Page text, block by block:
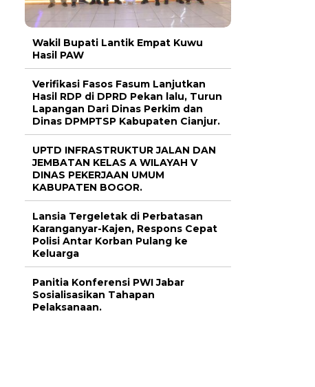
Wakil Bupati Lantik Empat Kuwu
Hasil PAW
Verifikasi Fasos Fasum Lanjutkan
Hasil RDP di DPRD Pekan lalu, Turun
Lapangan Dari Dinas Perkim dan
Dinas DPMPTSP Kabupaten Cianjur.
UPTD INFRASTRUKTUR JALAN DAN
JEMBATAN KELAS A WILAYAH V
DINAS PEKERJAAN UMUM
KABUPATEN BOGOR.
Lansia Tergeletak di Perbatasan
Karanganyar-Kajen, Respons Cepat
Polisi Antar Korban Pulang ke
Keluarga
Panitia Konferensi PWI Jabar
Sosialisasikan Tahapan
Pelaksanaan.